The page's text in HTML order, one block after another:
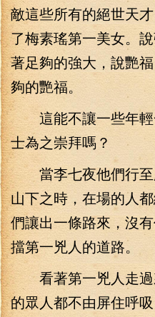
敵這些所有的絕世天
了梅素瑤第一美女。
著足夠的強大，說艷
夠的艷福。
這能不讓一些年輕
士為之崇拜嗎？
當李七夜他們行至
山下之時，在場的人
們讓出一條路來，沒
擋第一兇人的道路。
看著第一兇人走過
的眾人都不由屏住呼